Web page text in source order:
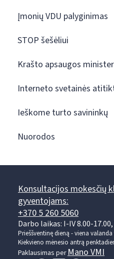
Įmonių VDU palyginimas
STOP šešėliui
Krašto apsaugos
Interneto svetainės
Ieškome turto savininkų
Nuorodos
Konsultacijos mokesčių
gyventojams:
+370 5 260 5060
Darbo laikas: I-IV 8.00-17.00,
Prieššventinę dieną - viena
Kiekvieno mėnesio antrą
Paklausimas perMano VMI